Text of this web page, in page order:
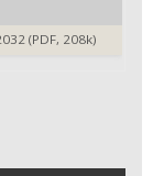
(PDF, 208k)